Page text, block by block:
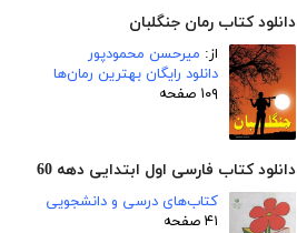
دانلود کتاب رمان جنگلبان
از: میرحسن محمودپور
دانلود رایگان بهترین رمان‌ها
۱۰۹ صفحه
دانلود کتاب فارسی اول ابتدایی دهه 60
کتاب‌های درسی و دانشجویی
۴۱ صفحه